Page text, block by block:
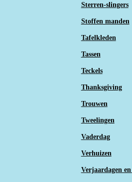
Sterren-slingers
Stoffen manden
Tafelkleden
Tassen
Teckels
Thanksgiving
Trouwen
Tweelingen
Vaderdag
Verhuizen
Verjaardagen